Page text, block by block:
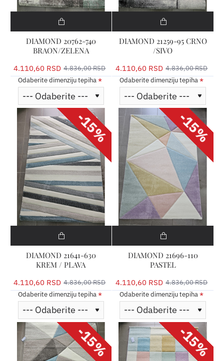
DIAMOND 20762-740
BRAON/ZELENA
4.110,60 RSD 4.836,00 RSD
Odaberite dimenziju tepiha
DIAMOND 21259-95 CRNO
/SIVO
4.110,60 RSD 4.836,00 RSD
Odaberite dimenziju tepiha
-15%
DIAMOND 21641-630
KREM / PLAVA
4.110,60 RSD 4.836,00 RSD
Odaberite dimenziju tepiha
-15%
DIAMOND 21696-110
PASTEL
4.110,60 RSD 4.836,00 RSD
Odaberite dimenziju tepiha
-15% -15%